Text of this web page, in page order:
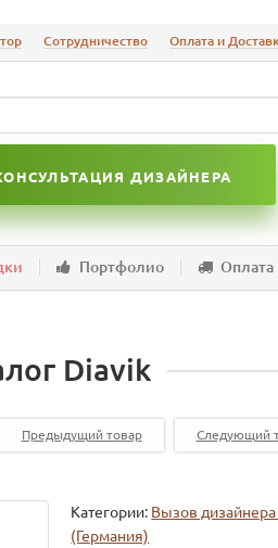
Сотрудничество Оплата и
ДИЗАЙНЕРА
Портфолио Оплата
Diavik
Предыдущий товар Следующий
Категории: Вызов
(Германия)